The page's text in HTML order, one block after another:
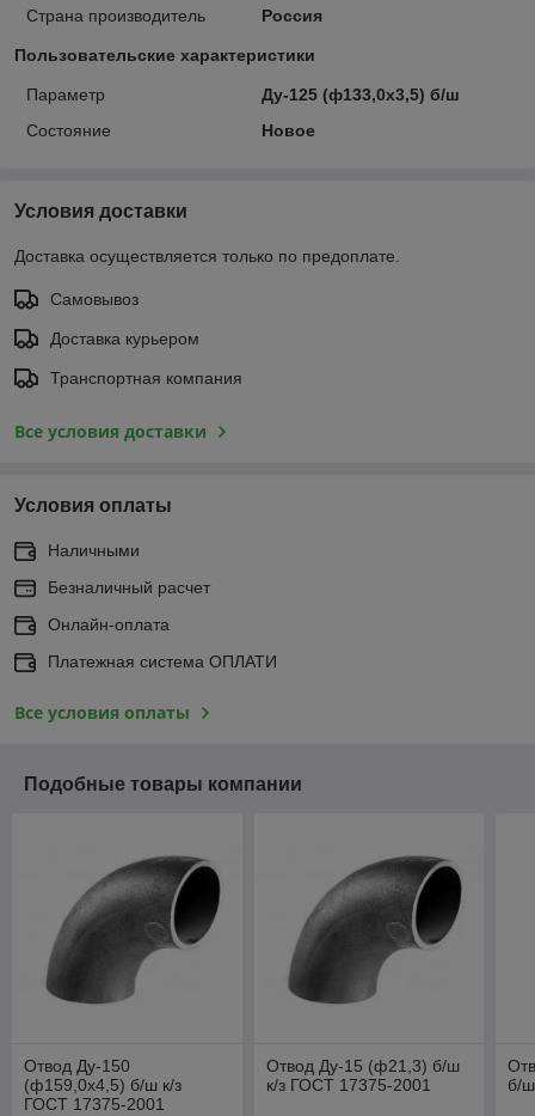
Страна производитель Россия
Пользовательские характеристики
Параметр
Ду-125 (ф133,0х3,5) б/ш
Состояние
Новое
Условия доставки
Доставка осуществляется только по предоплате.
Самовывоз
Доставка курьером
Транспортная компания
Все условия доставки
Условия оплаты
Наличными
Безналичный расчет
Онлайн-оплата
Платежная система ОПЛАТИ
Все условия оплаты
Подобные товары компании
Отвод Ду-150
(ф159,0х4,5) б/ш к/з
ГОСТ 17375-2001
Отвод Ду-15 (ф21,3) б/ш
к/з ГОСТ 17375-2001
б/